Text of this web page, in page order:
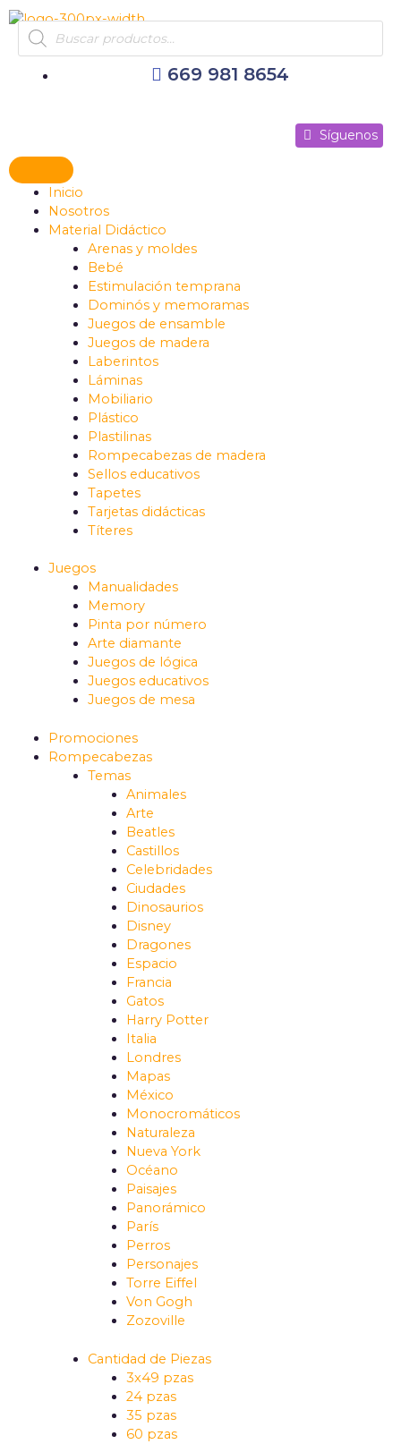
al
contenido
Products
search
669 981 8654
Síguenos
Inicio
Nosotros
Material Didáctico
Arenas y moldes
Bebé
Estimulación temprana
Dominós y memoramas
Juegos de ensamble
Juegos de madera
Laberintos
Láminas
Mobiliario
Plástico
Plastilinas
Rompecabezas de madera
Sellos educativos
Tapetes
Tarjetas didácticas
Títeres
Juegos
Manualidades
Memory
Pinta por número
Arte diamante
Juegos de lógica
Juegos educativos
Juegos de mesa
Promociones
Rompecabezas
Temas
Animales
Arte
Beatles
Castillos
Celebridades
Ciudades
Dinosaurios
Disney
Dragones
Espacio
Francia
Gatos
Harry Potter
Italia
Londres
Mapas
México
Monocromáticos
Naturaleza
Nueva York
Océano
Paisajes
Panorámico
París
Perros
Personajes
Torre Eiffel
Von Gogh
Zozoville
Cantidad de Piezas
3x49 pzas
24 pzas
35 pzas
60 pzas